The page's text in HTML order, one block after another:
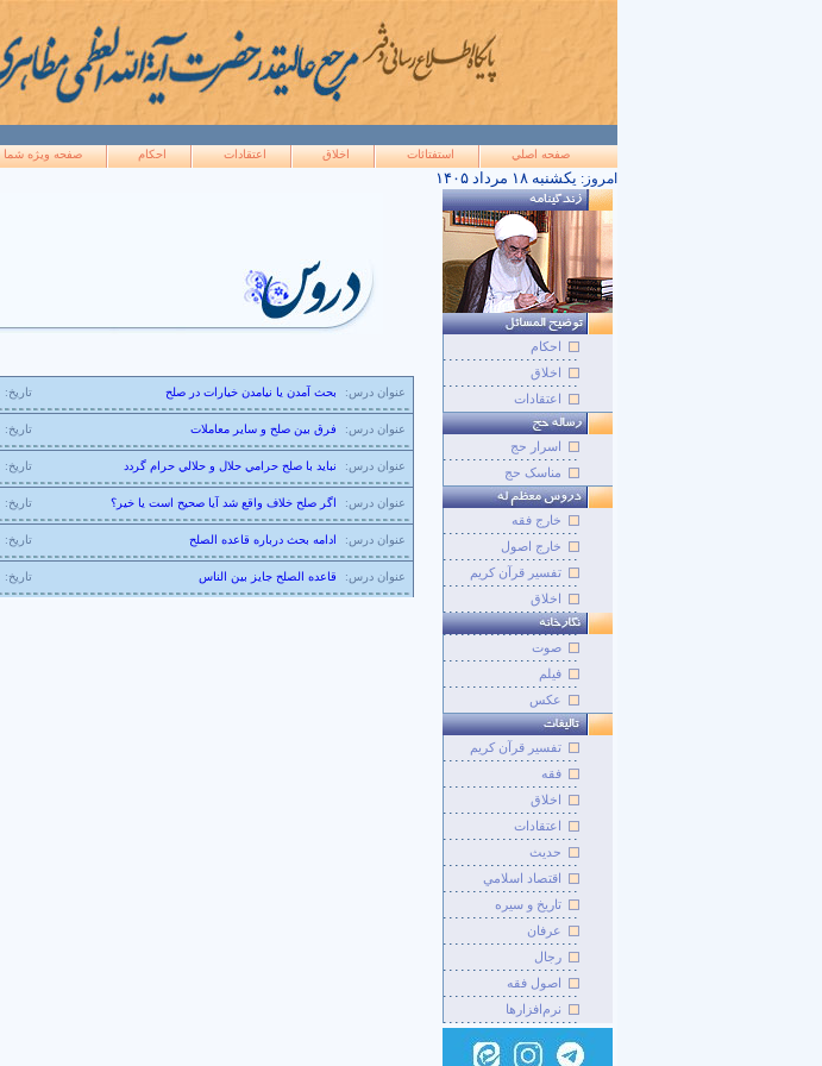
صفحه اصلي استفتائات اخلاق اعتقادات احکام صفحه ويژه شما
امروز: ۱۴۰۵ يکشنبه ۱۸ مرداد
عنوان درس: بحث آمدن يا نيامدن خيارات در صلح تاریخ:
عنوان درس: فرق بين صلح و ساير معاملات تاریخ:
عنوان درس: نبايد با صلح حرامي حلال و حلالي حرام گردد تاریخ:
عنوان درس: اگر صلح خلاف واقع شد آيا صحيح است يا خير؟ تاریخ:
عنوان درس: ادامه بحث درباره قاعده الصلح تاریخ:
عنوان درس: قاعده الصلح جايز بين الناس تاریخ:
احکام
اخلاق
اعتقادات
اسرار حج
مناسک حج
خارج فقه
خارج اصول
تفسیر قرآن کریم
اخلاق
صوت
فيلم
عکس
تفسير قرآن کريم
فقه
اخلاق
اعتقادات
حديث
اقتصاد اسلامي
تاريخ و سيره
عرفان
رجال
اصول فقه
نرم‌افزارها